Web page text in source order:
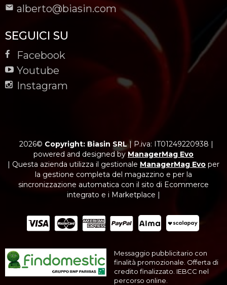
alberto@biasin.com
SEGUICI SU
Facebook
Youtube
Instagram
2026© Copyright: Biasin SRL| P.iva: IT01249220938 |
powered and designed by ManagerMag Evo
| Questa azienda utilizza il gestionale ManagerMag Evo per
la gestione completa del magazzino e per la
sincronizzazione automatica con il sito di Ecommerce
integrato e i Marketplace |
Messaggio pubblicitario con
finalità promozionale. Offerta di
credito finalizzato. IEBCC nel
percorso online.